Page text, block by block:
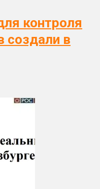
контроля
создали в